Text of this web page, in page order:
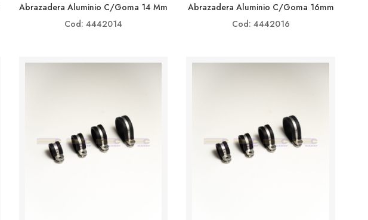
Abrazadera Aluminio C/goma 14 Mm
Cod: 4442014
Abrazadera Aluminio C/goma 16mm
Cod: 4442016